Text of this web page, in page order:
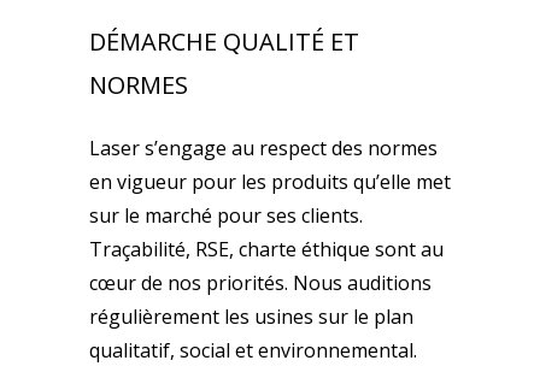
DÉMARCHE QUALITÉ ET
NORMES
Laser s’engage au respect des normes
en vigueur pour les produits qu’elle met
sur le marché pour ses clients.
Traçabilité, RSE, charte éthique sont au
cœur de nos priorités. Nous auditions
régulièrement les usines sur le plan
qualitatif, social et environnemental.